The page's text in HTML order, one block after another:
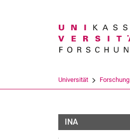
Universität Forschung
INA